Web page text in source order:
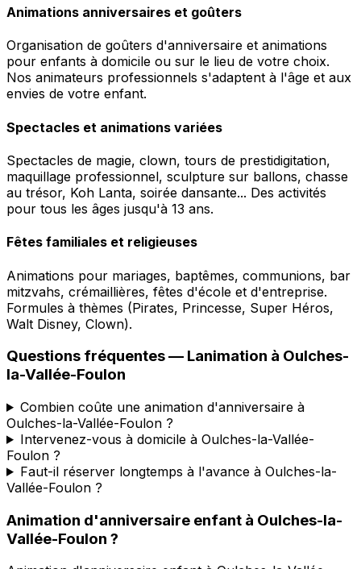
Animations anniversaires et goûters
Organisation de goûters d'anniversaire et animations
pour enfants à domicile ou sur le lieu de votre choix.
Nos animateurs professionnels s'adaptent à l'âge et aux
envies de votre enfant.
Spectacles et animations variées
Spectacles de magie, clown, tours de prestidigitation,
maquillage professionnel, sculpture sur ballons, chasse
au trésor, Koh Lanta, soirée dansante... Des activités
pour tous les âges jusqu'à 13 ans.
Fêtes familiales et religieuses
Animations pour mariages, baptêmes, communions, bar
mitzvahs, crémaillières, fêtes d'école et d'entreprise.
Formules à thèmes (Pirates, Princesse, Super Héros,
Walt Disney, Clown).
Questions fréquentes — Lanimation à Oulches-
la-Vallée-Foulon
Combien coûte une animation d'anniversaire à
Oulches-la-Vallée-Foulon ?
Intervenez-vous à domicile à Oulches-la-Vallée-
Foulon ?
Faut-il réserver longtemps à l'avance à Oulches-la-
Vallée-Foulon ?
Animation d'anniversaire enfant à Oulches-la-
Vallée-Foulon ?